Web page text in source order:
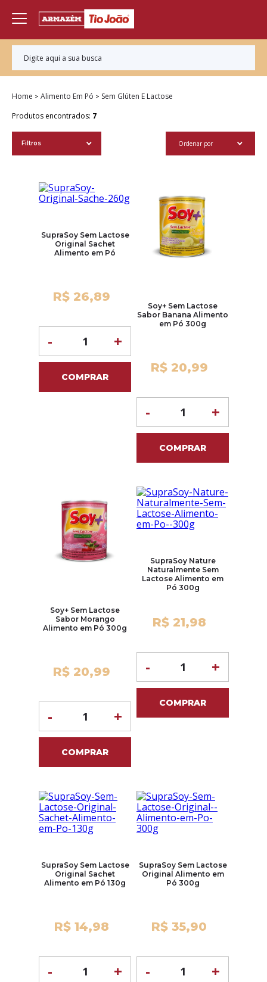
Home Alimento Em Pó
Sem Glúten E Lactose
Produtos encontrados: 7
Filtros Ordenar por
SupraSoy Sem Lactose
Original Sachet
Alimento em Pó
R$ 26,89
+
-
COMPRAR
Soy+ Sem Lactose
Sabor Banana Alimento
em Pó 300g
R$ 20,99
+
-
COMPRAR
Soy+ Sem Lactose
Sabor Morango
Alimento em Pó 300g
R$ 20,99
+
-
COMPRAR
SupraSoy Nature
Naturalmente Sem
Lactose Alimento em
Pó 300g
R$ 21,98
+
-
COMPRAR
SupraSoy Sem Lactose
Original Sachet
Alimento em Pó 130g
R$ 14,98
+
-
SupraSoy Sem Lactose
Original Alimento em
Pó 300g
R$ 35,90
+
-